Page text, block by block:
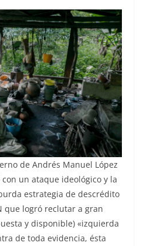
de Andrés Manuel López
un ataque ideológico y la
estrategia de descrédito
que logró reclutar a gran
y disponible) «izquierda
de toda evidencia, ésta